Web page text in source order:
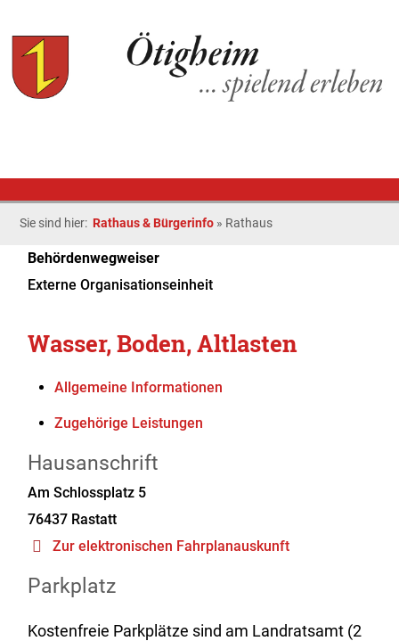
Sie sind hier: Rathaus & Bürgerinfo » Rathaus
Behördenwegweiser
Externe Organisationseinheit
Wasser, Boden, Altlasten
Allgemeine Informationen
Zugehörige Leistungen
Hausanschrift
Am Schlossplatz 5
76437 Rastatt
Zur elektronischen Fahrplanauskunft
Parkplatz
Kostenfreie Parkplätze sind am Landratsamt (2